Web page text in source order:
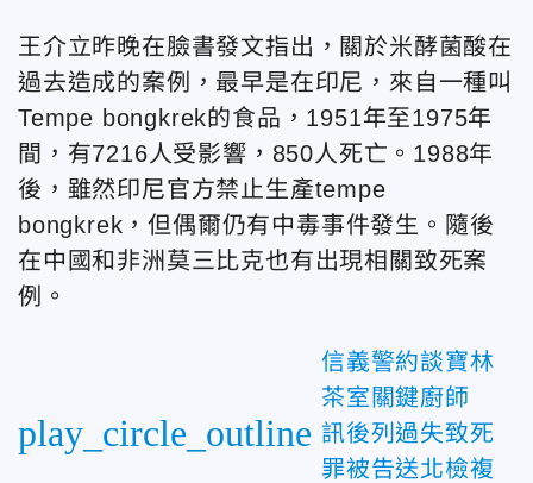
王介立昨晚在臉書發文指出，關於米酵菌酸在
過去造成的案例，最早是在印尼，來自一種叫
Tempe bongkrek的食品，1951年至1975年
間，有7216人受影響，850人死亡。1988年
後，雖然印尼官方禁止生產tempe
bongkrek，但偶爾仍有中毒事件發生。隨後
在中國和非洲莫三比克也有出現相關致死案
例。
play_circle_outline
信義警約談寶林
茶室關鍵廚師
訊後列過失致死
罪被告送北檢複